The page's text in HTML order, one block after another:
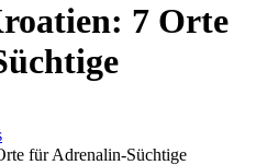
7 Orte
für Adrenalin-Süchtige